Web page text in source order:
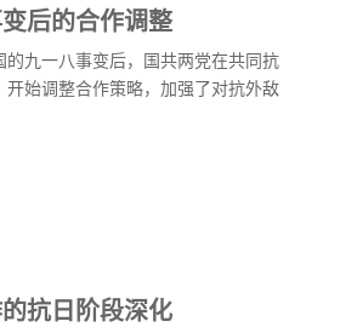
后的合作调整
的九一八事变后，国共两党在共同抗
开始调整合作策略，加强了对抗外敌
抗日阶段深化